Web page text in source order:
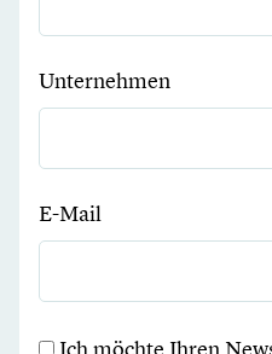
Unternehmen
E-Mail